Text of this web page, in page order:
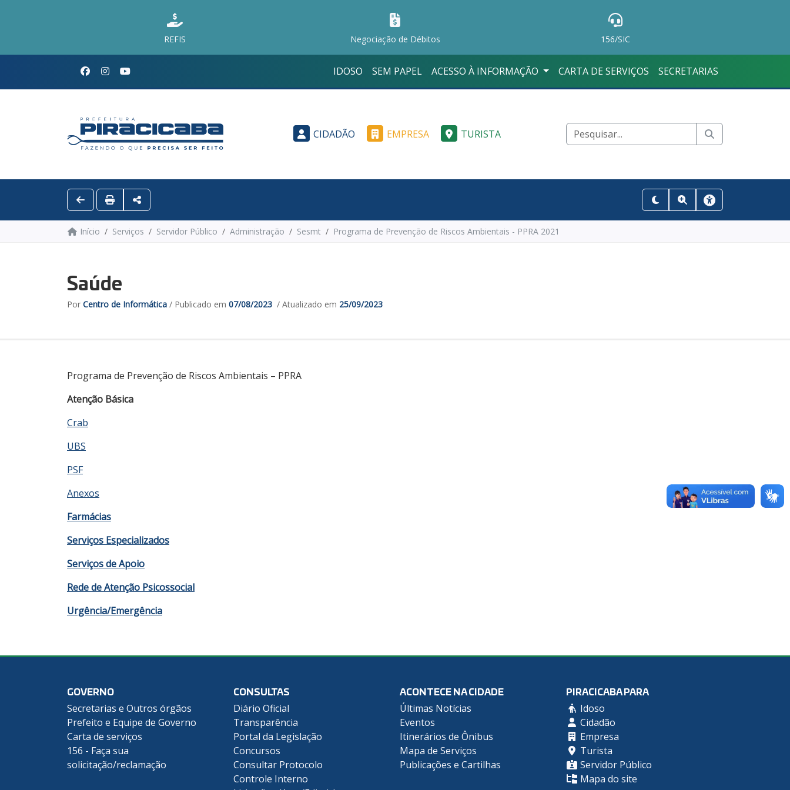
REFIS Negociação de Débitos 156/SIC
IDOSO SEM PAPEL ACESSO À INFORMAÇÃO CARTA DE SERVIÇOS SECRETARIAS
CIDADÃO EMPRESA TURISTA
Início Serviços Servidor Público Administração Sesmt Programa de Prevenção de Riscos Ambientais - PPRA 2021
Saúde
Por Centro de Informática / Publicado em 07/08/2023 / Atualizado em 25/09/2023
Programa de Prevenção de Riscos Ambientais – PPRA
Atenção Básica
Crab
UBS
PSF
Anexos
Farmácias
Serviços Especializados
Serviços de Apoio
Rede de Atenção Psicossocial
Urgência/Emergência
GOVERNO
Secretarias e Outros órgãos
Prefeito e Equipe de Governo
Carta de serviços
156 - Faça sua
solicitação/reclamação
CONSULTAS
Diário Oficial
Transparência
Portal da Legislação
Concursos
Consultar Protocolo
Controle Interno
ACONTECE NA CIDADE
Últimas Notícias
Eventos
Itinerários de Ônibus
Mapa de Serviços
Publicações e Cartilhas
PIRACICABA PARA
Idoso
Cidadão
Empresa
Turista
Servidor Público
Mapa do site